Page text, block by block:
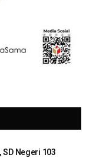
SD Negeri 103